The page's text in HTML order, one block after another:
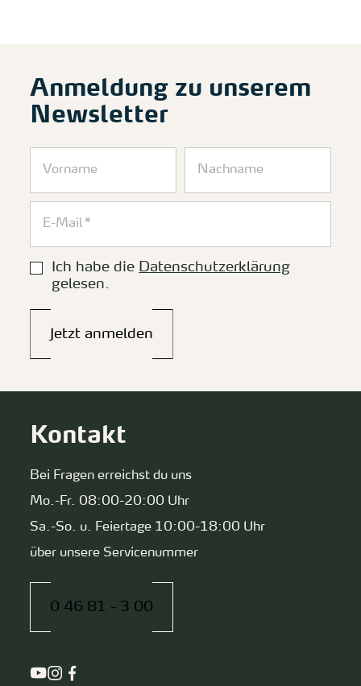
Anmeldung zu unserem
Newsletter
Ich habe die Datenschutzerklärung
gelesen.
Jetzt anmelden
Kontakt
Bei Fragen erreichst du uns
Mo.-Fr. 08:00-20:00 Uhr
Sa.-So. u. Feiertage 10:00-18:00 Uhr
über unsere Servicenummer
0 46 81 - 3 00